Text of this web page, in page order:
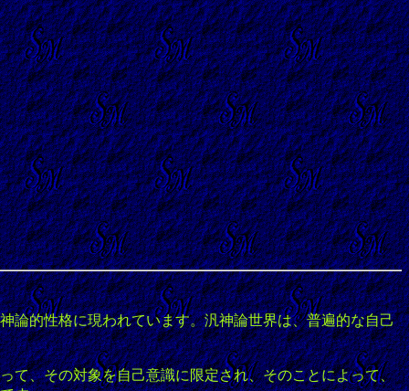
論的性格に現われています。汎神論世界は、普遍的な自己
て、その対象を自己意識に限定され、そのことによって、